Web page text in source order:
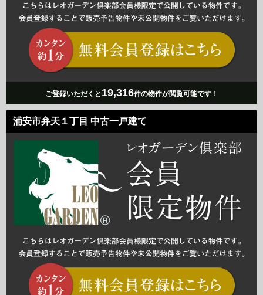
ご登録いただくと 19,316件の物件が閲覧可能です！
浦安市弁天１丁目 中古一戸建て